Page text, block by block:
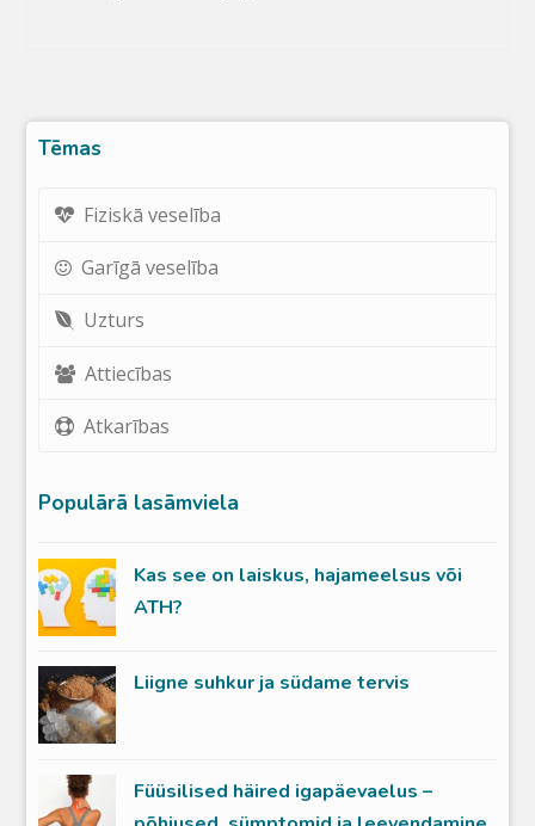
Tēmas
Fiziskā veselība
Garīgā veselība
Uzturs
Attiecības
Atkarības
Populārā lasāmviela
Kas see on laiskus, hajameelsus või
ATH?
Liigne suhkur ja südame tervis
Füüsilised häired igapäevaelus –